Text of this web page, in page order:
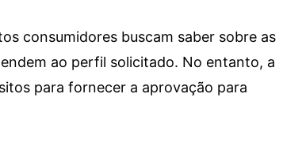
consumidores buscam saber sobre as
ao perfil solicitado. No entanto, a
para fornecer a aprovação para